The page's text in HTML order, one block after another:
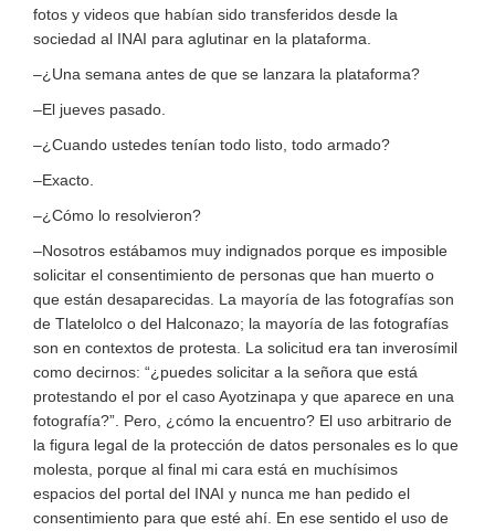
fotos y videos que habían sido transferidos desde la
sociedad al INAI para aglutinar en la plataforma.
–¿Una semana antes de que se lanzara la plataforma?
–El jueves pasado.
–¿Cuando ustedes tenían todo listo, todo armado?
–Exacto.
–¿Cómo lo resolvieron?
–Nosotros estábamos muy indignados porque es imposible
solicitar el consentimiento de personas que han muerto o
que están desaparecidas. La mayoría de las fotografías son
de Tlatelolco o del Halconazo; la mayoría de las fotografías
son en contextos de protesta. La solicitud era tan inverosímil
como decirnos: “¿puedes solicitar a la señora que está
protestando el por el caso Ayotzinapa y que aparece en una
fotografía?”. Pero, ¿cómo la encuentro? El uso arbitrario de
la figura legal de la protección de datos personales es lo que
molesta, porque al final mi cara está en muchísimos
espacios del portal del INAI y nunca me han pedido el
consentimiento para que esté ahí. En ese sentido el uso de